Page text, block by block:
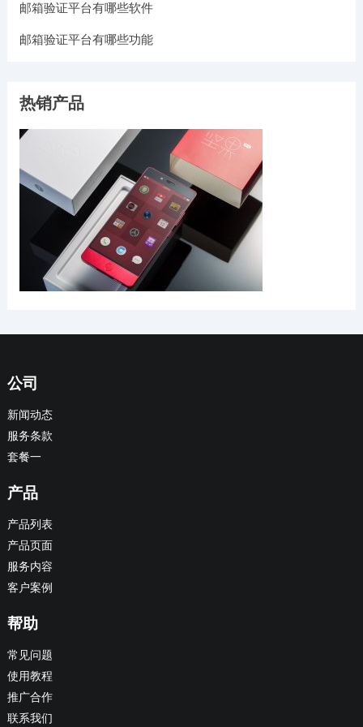
邮箱验证平台有哪些软件
邮箱验证平台有哪些功能
热销产品
公司
新闻动态
服务条款
套餐一
产品
产品列表
产品页面
服务内容
客户案例
帮助
常见问题
使用教程
推广合作
联系我们